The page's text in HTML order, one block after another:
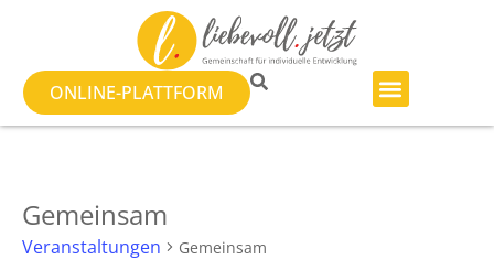
ONLINE-PLATTFORM
Gemeinsam
Veranstaltungen Gemeinsam